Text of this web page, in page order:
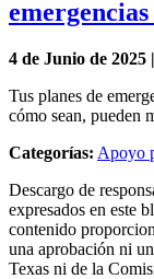
4 de Junio de 2025
Tus planes de
cómo sean, pueden
Categorías: Apoyo
Descargo de
expresados en este
contenido
una aprobación ni
Texas ni de la